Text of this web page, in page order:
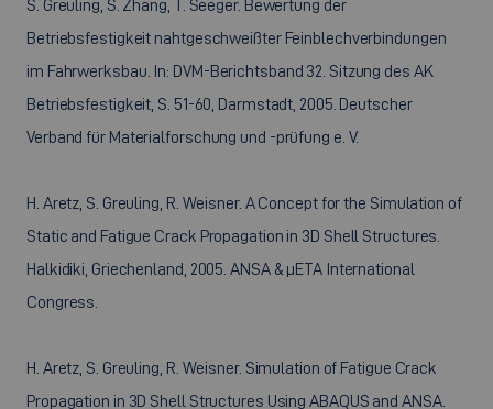
S. Greuling, S. Zhang, T. Seeger. Bewertung der
Betriebsfestigkeit nahtgeschweißter Feinblechverbindungen
im Fahrwerksbau. In: DVM-Berichtsband 32. Sitzung des AK
Betriebsfestigkeit, S. 51-60, Darmstadt, 2005. Deutscher
Verband für Materialforschung und -prüfung e. V.
H. Aretz, S. Greuling, R. Weisner. A Concept for the Simulation of
Static and Fatigue Crack Propagation in 3D Shell Structures.
Halkidiki, Griechenland, 2005. ANSA & µETA International
Congress.
H. Aretz, S. Greuling, R. Weisner. Simulation of Fatigue Crack
Propagation in 3D Shell Structures Using ABAQUS and ANSA.